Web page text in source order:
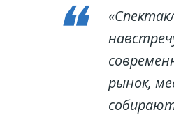
рынок,